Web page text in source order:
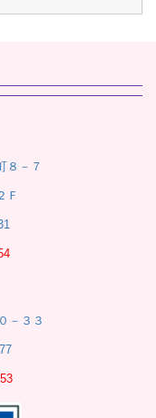
８－７
Ｆ
－３３